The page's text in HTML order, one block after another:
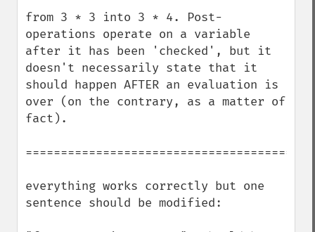
from 3 * 3 into 3 * 4. Post-
operations operate on a variable
after it has been 'checked', but it
doesn't necessarily state that it
should happen AFTER an evaluation is
over (on the contrary, as a matter of
fact).
everything works correctly but one
sentence should be modified: